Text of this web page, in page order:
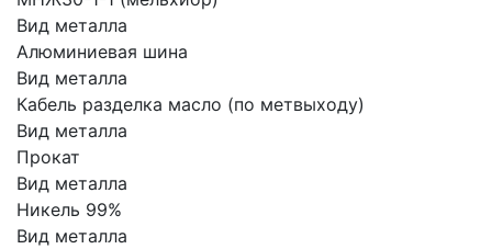
Вид металла
Алюминиевая шина
Вид металла
Кабель разделка масло (по метвыходу)
Вид металла
Прокат
Вид металла
Никель 99%
Вид металла